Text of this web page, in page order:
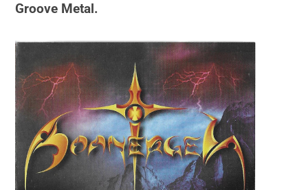
Groove Metal.